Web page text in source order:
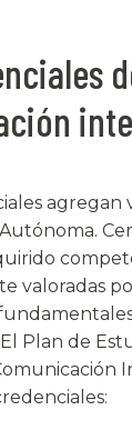
valoradas
Plan de